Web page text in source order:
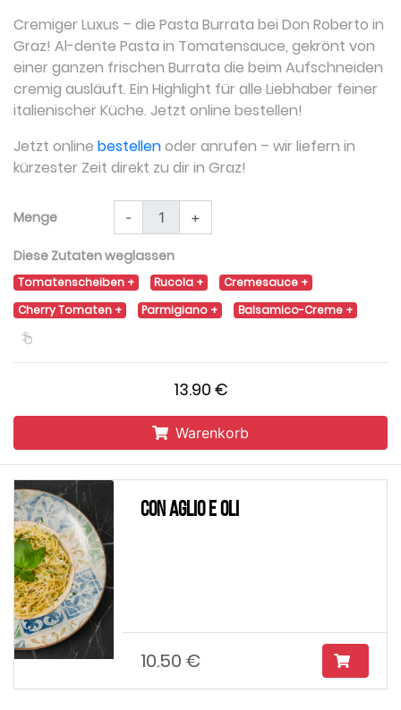
Cremiger Luxus – die Pasta Burrata bei Don Roberto in
Graz! Al-dente Pasta in Tomatensauce, gekrönt von
einer ganzen frischen Burrata die beim Aufschneiden
cremig ausläuft. Ein Highlight für alle Liebhaber feiner
italienischer Küche. Jetzt online bestellen!
Jetzt online bestellenoder anrufen – wir liefern in
kürzester Zeit direkt zu dir in Graz!
Menge - +
Diese Zutaten weglassen
Tomatenscheiben Rucola
Cremesauce
Cherry Tomaten
Parmigiano Balsamico-Creme
13.90 €
Warenkorb
Con Aglio e Oli
10.50 €